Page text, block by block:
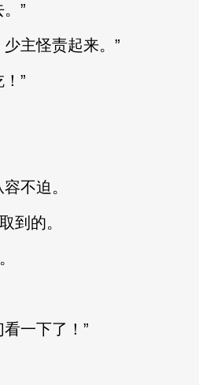
”
主怪责起来。”
”
不迫。
到的。
一下了！”